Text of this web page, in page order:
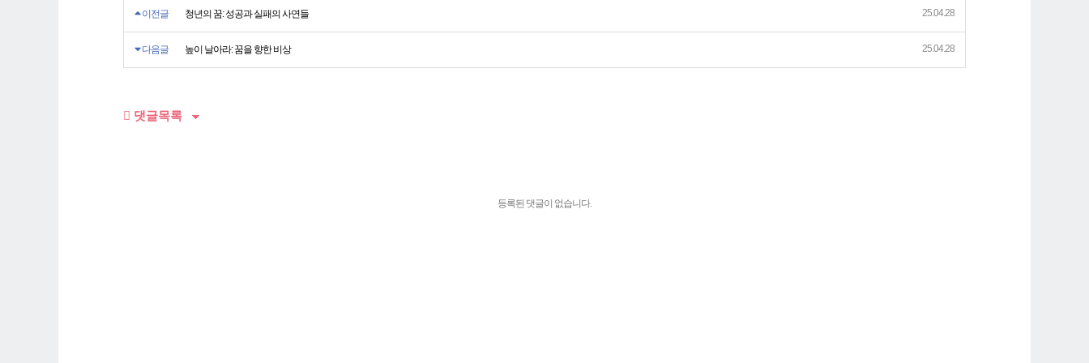
이전글 청년의 꿈: 성공과 실패의 사연들 25.04.28
다음글 높이 날아라: 꿈을 향한 비상 25.04.28
댓글목록
등록된 댓글이 없습니다.